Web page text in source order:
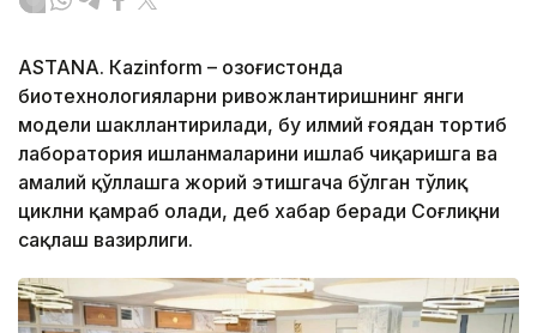
ASTANА. Кazinform – Қозоғистонда
биотехнологияларни ривожлантиришнинг янги
модели шакллантирилади, бу илмий ғоядан тортиб
лаборатория ишланмаларини ишлаб чиқаришга ва
амалий қўллашга жорий этишгача бўлган тўлиқ
циклни қамраб олади, деб хабар беради Соғлиқни
сақлаш вазирлиги.